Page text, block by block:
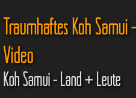
Traumhaftes Koh Samui -
Video
Koh Samui - Land + Leute